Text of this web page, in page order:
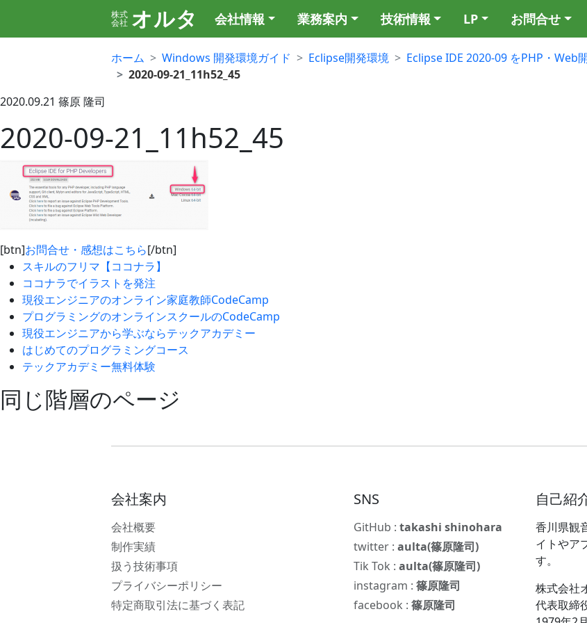
株式
会社 オルタ 会社情報 業務案内 技術情報 LP お問合せ
ホーム Windows 開発環境ガイド Eclipse開発環境
Eclipse IDE 2020-09 をPHP・
2020-09-21_11h52_45
2020.09.21 篠原 隆司
2020-09-21_11h52_45
[btn]お問合せ・感想はこちら[/btn]
スキルのフリマ【ココナラ】
ココナラでイラストを発注
現役エンジニアのオンライン家庭教師CodeCamp
プログラミングのオンラインスクールのCodeCamp
現役エンジニアから学ぶならテックアカデミー
はじめてのプログラミングコース
テックアカデミー無料体験
同じ階層のページ
会社案内
会社概要
制作実績
扱う技術事項
プライバシーポリシー
特定商取引法に基づく表記
SNS
GitHub :takashi shinohara
twitter :aulta(篠原隆司)
Tik Tok :aulta(篠原隆司)
instagram :篠原隆司
facebook :篠原隆司
自己紹
香川県観
イトやア
す。
株式会社
代表取締